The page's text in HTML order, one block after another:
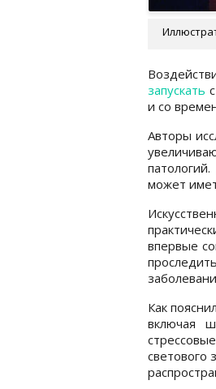
запускать
и со
Авторы
может
впервые
Как
включая
светового